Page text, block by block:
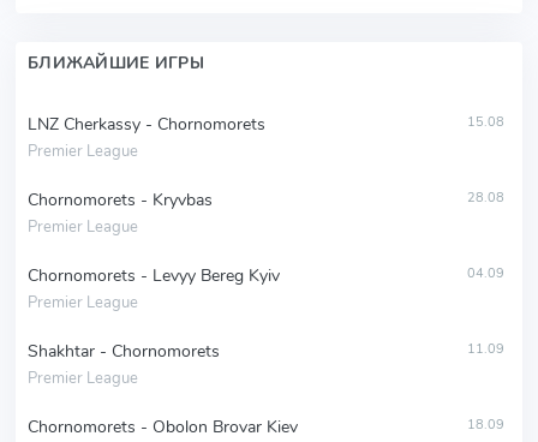
БЛИЖАЙШИЕ ИГРЫ
LNZ Cherkassy - Chornomorets
Premier League
15.08
Chornomorets - Kryvbas
Premier League
28.08
Chornomorets - Levyy Bereg Kyiv
Premier League
04.09
Shakhtar - Chornomorets
Premier League
11.09
Chornomorets - Obolon Brovar Kiev 18.09